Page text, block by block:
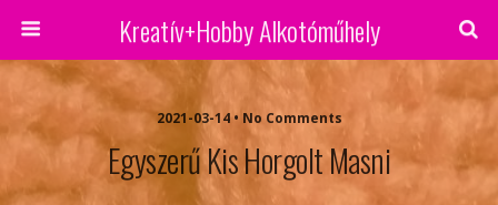
Kreatív+Hobby Alkotóműhely
2021-03-14 • No Comments
Egyszerű Kis Horgolt Masni